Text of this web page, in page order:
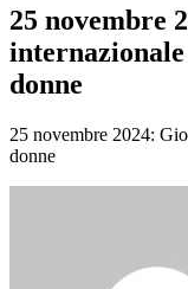
25 novembre
donne
25 novembre 2024:
donne